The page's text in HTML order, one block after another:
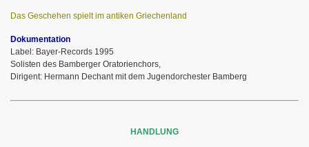
Das Geschehen spielt im antiken Griechenland
Dokumentation
Label: Bayer-Records 1995
Solisten des Bamberger Oratorienchors,
Dirigent: Hermann Dechant mit dem Jugendorchester Bamberg
HANDLUNG